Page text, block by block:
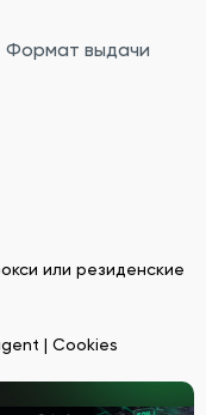
Формат выдачи
или резиденские
| Cookies